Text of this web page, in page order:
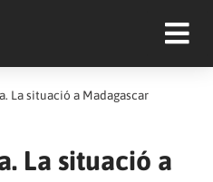
La situació a Madagascar
La situació a